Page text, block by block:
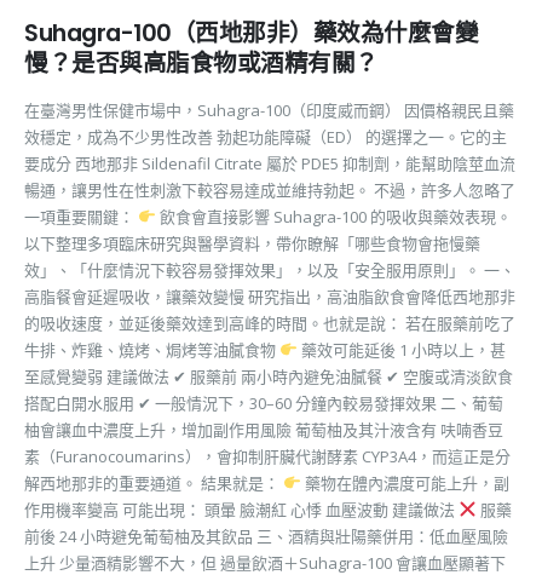
Suhagra-100（西地那非）藥效為什麼會變
慢？是否與高脂食物或酒精有關？
在臺灣男性保健市場中，Suhagra-100（印度威而鋼） 因價格親民且藥
效穩定，成為不少男性改善 勃起功能障礙（ED） 的選擇之一。它的主
要成分 西地那非 Sildenafil Citrate 屬於 PDE5 抑制劑，能幫助陰莖血流
暢通，讓男性在性刺激下較容易達成並維持勃起。 不過，許多人忽略了
一項重要關鍵：
飲食會直接影響 Suhagra-100 的吸收與藥效表現。
以下整理多項臨床研究與醫學資料，帶你瞭解「哪些食物會拖慢藥
效」、「什麼情況下較容易發揮效果」，以及「安全服用原則」。 一、
高脂餐會延遲吸收，讓藥效變慢 研究指出，高油脂飲食會降低西地那非
的吸收速度，並延後藥效達到高峰的時間。也就是說： 若在服藥前吃了
牛排、炸雞、燒烤、焗烤等油膩食物
藥效可能延後 1 小時以上，甚
至感覺變弱 建議做法 ✔ 服藥前 兩小時內避免油膩餐 ✔ 空腹或清淡飲食
搭配白開水服用 ✔ 一般情況下，30–60 分鐘內較易發揮效果 二、葡萄
柚會讓血中濃度上升，增加副作用風險 葡萄柚及其汁液含有 呋喃香豆
素（Furanocoumarins），會抑制肝臟代謝酵素 CYP3A4，而這正是分
解西地那非的重要通道。 結果就是：
藥物在體內濃度可能上升，副
作用機率變高 可能出現： 頭暈 臉潮紅 心悸 血壓波動 建議做法
服藥
前後 24 小時避免葡萄柚及其飲品 三、酒精與壯陽藥併用：低血壓風險
上升 少量酒精影響不大，但 過量飲酒＋Suhagra-100 會讓血壓顯著下